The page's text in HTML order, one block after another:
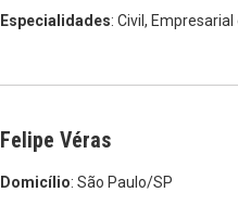
Especialidades: Civil,
Felipe Véras
Domicílio: São Paulo/SP